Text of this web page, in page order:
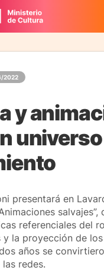
2022
y
presentará en
salvajes”,
referenciales del
y la proyección de
años se
redes.